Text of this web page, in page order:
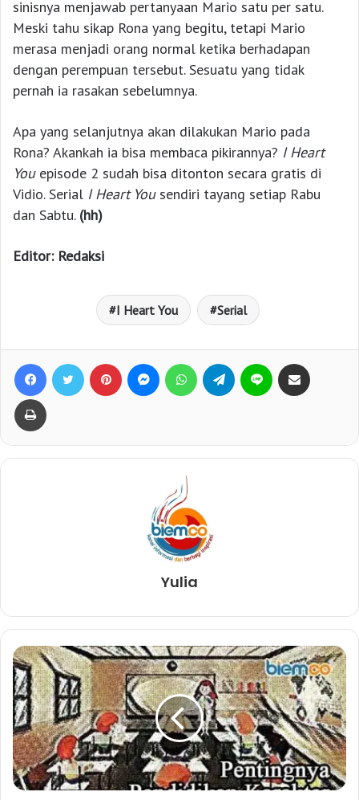
sinisnya menjawab pertanyaan Mario satu per satu.
Meski tahu sikap Rona yang begitu, tetapi Mario
merasa menjadi orang normal ketika berhadapan
dengan perempuan tersebut. Sesuatu yang tidak
pernah ia rasakan sebelumnya.
Apa yang selanjutnya akan dilakukan Mario pada
Rona? Akankah ia bisa membaca pikirannya? I Heart
You episode 2 sudah bisa ditonton secara gratis di
Vidio. Serial I Heart You sendiri tayang setiap Rabu
dan Sabtu. (hh)
Editor: Redaksi
I Heart You Serial
Yulia